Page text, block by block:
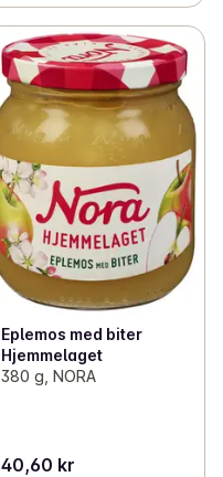
Eplemos med biter
Hjemmelaget
380 g, NORA
40,60 kr